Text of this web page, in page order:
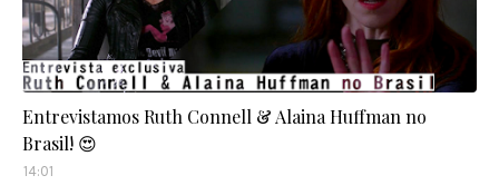
Entrevistamos Ruth Connell & Alaina Huffman no
Brasil! 😍
14:01